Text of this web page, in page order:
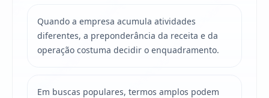
Quando a empresa acumula atividades
diferentes, a preponderância da receita e da
operação costuma decidir o enquadramento.
Em buscas populares, termos amplos podem